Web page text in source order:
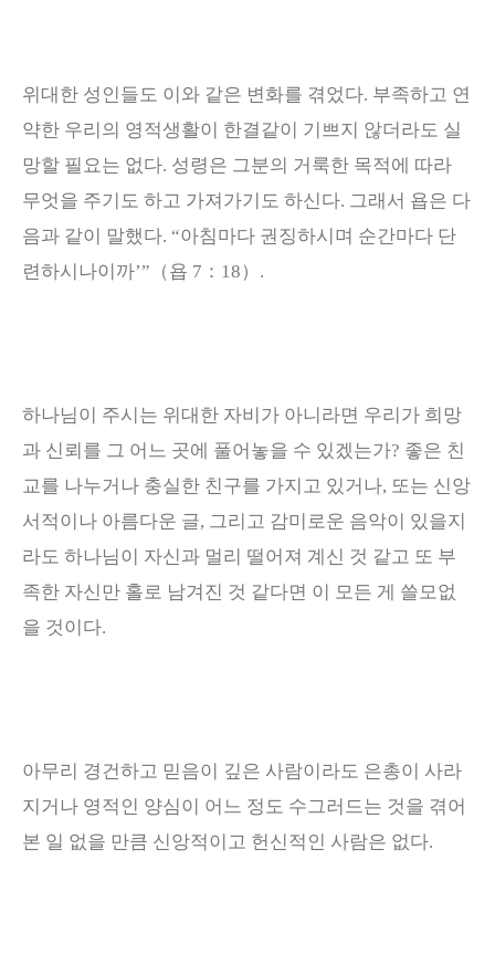
위대한 성인들도 이와 같은 변화를 겪었다. 부족하고 연
약한 우리의 영적생활이 한결같이 기쁘지 않더라도 실
망할 필요는 없다. 성령은 그분의 거룩한 목적에 따라
무엇을 주기도 하고 가져가기도 하신다. 그래서 욥은 다
음과 같이 말했다. “아침마다 권징하시며 순간마다 단
련하시나이까’” （ 욥 7 ： 18 ） .
하나님이 주시는 위대한 자비가 아니라면 우리가 희망
과 신뢰를 그 어느 곳에 풀어놓을 수 있겠는가? 좋은 친
교를 나누거나 충실한 친구를 가지고 있거나, 또는 신앙
서적이나 아름다운 글, 그리고 감미로운 음악이 있을지
라도 하나님이 자신과 멀리 떨어져 계신 것 같고 또 부
족한 자신만 홀로 남겨진 것 같다면 이 모든 게 쓸모없
을 것이다.
아무리 경건하고 믿음이 깊은 사람이라도 은총이 사라
지거나 영적인 양심이 어느 정도 수그러드는 것을 겪어
본 일 없을 만큼 신앙적이고 헌신적인 사람은 없다.